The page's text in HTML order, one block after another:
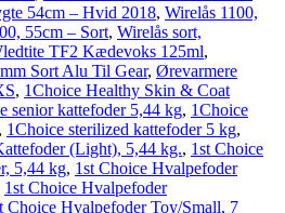
54cm – Hvid 2018, Wirelås 1100,
55cm – Sort, Wirelås sort,
TF2 Kædevoks 125ml,
Sort Alu Til Gear, Ørevarmere
, 1Choice Healthy Skin & Coat
senior kattefoder 5,44 kg, 1Choice
, 1Choice sterilized kattefoder 5 kg,
(Light), 5,44 kg., 1st Choice
5,44 kg, 1st Choice Hvalpefoder
1st Choice Hvalpefoder
Choice Hvalpefoder Toy/Small, 7